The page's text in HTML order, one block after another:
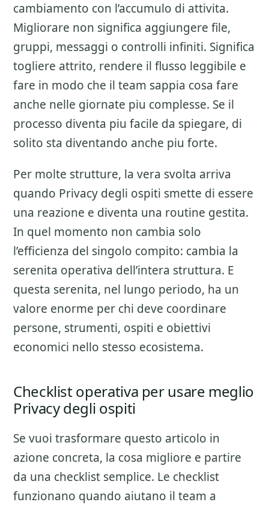
cambiamento con l’accumulo di attivita.
Migliorare non significa aggiungere file,
gruppi, messaggi o controlli infiniti. Significa
togliere attrito, rendere il flusso leggibile e
fare in modo che il team sappia cosa fare
anche nelle giornate piu complesse. Se il
processo diventa piu facile da spiegare, di
solito sta diventando anche piu forte.
Per molte strutture, la vera svolta arriva
quando Privacy degli ospiti smette di essere
una reazione e diventa una routine gestita.
In quel momento non cambia solo
l’efficienza del singolo compito: cambia la
serenita operativa dell’intera struttura. E
questa serenita, nel lungo periodo, ha un
valore enorme per chi deve coordinare
persone, strumenti, ospiti e obiettivi
economici nello stesso ecosistema.
Checklist operativa per usare meglio
Privacy degli ospiti
Se vuoi trasformare questo articolo in
azione concreta, la cosa migliore e partire
da una checklist semplice. Le checklist
funzionano quando aiutano il team a